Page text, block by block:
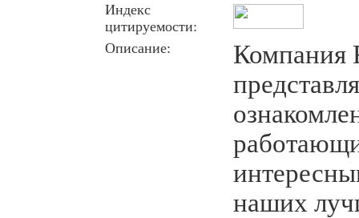
Индекс
цитируемости:
Описание:
Компания
наших